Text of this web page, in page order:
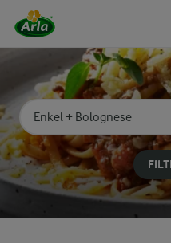
Sök på kategori eller
Skriv in sökord för att få